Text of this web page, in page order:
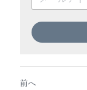
前へ